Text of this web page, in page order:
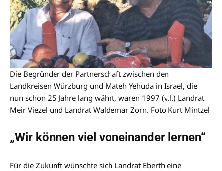
Die Begründer der Partnerschaft zwischen den
Landkreisen Würzburg und Mateh Yehuda in Israel, die
nun schon 25 Jahre lang währt, waren 1997 (v.l.) Landrat
Meir Viezel und Landrat Waldemar Zorn. Foto Kurt Mintzel
„Wir können viel voneinander lernen“
Für die Zukunft wünschte sich Landrat Eberth eine